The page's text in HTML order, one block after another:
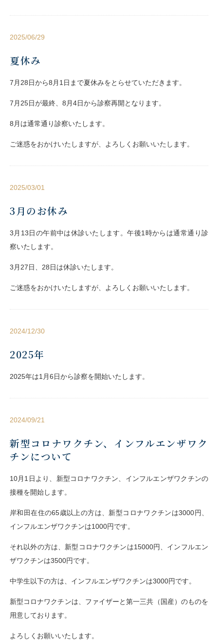
2025/06/29
夏休み
7月28日から8月1日まで夏休みをとらせていただきます。
7月25日が最終、8月4日から診察再開となります。
8月は通常通り診察いたします。
ご迷惑をおかけいたしますが、よろしくお願いいたします。
2025/03/01
3月のお休み
3月13日の午前中は休診いたします。午後1時からは通常通り診
察いたします。
3月27日、28日は休診いたします。
ご迷惑をおかけいたしますが、よろしくお願いいたします。
2024/12/30
2025年
2025年は1月6日から診察を開始いたします。
2024/09/21
新型コロナワクチン、インフルエンザワク
チンについて
10月1日より、新型コロナワクチン、インフルエンザワクチンの
接種を開始します。
岸和田在住の65歳以上の方は、新型コロナワクチンは3000円、
インフルエンザワクチンは1000円です。
それ以外の方は、新型コロナワクチンは15000円、インフルエン
ザワクチンは3500円です。
中学生以下の方は、インフルエンザワクチンは3000円です。
新型コロナワクチンは、ファイザーと第一三共（国産）のものを
用意しております。
よろしくお願いいたします。